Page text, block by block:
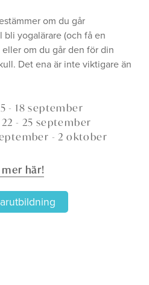
om du går
yogalärare (och få en
om du går den för din
Det ena är inte viktigare än
- 18 september
- 25 september
- 2 oktober
mer här!